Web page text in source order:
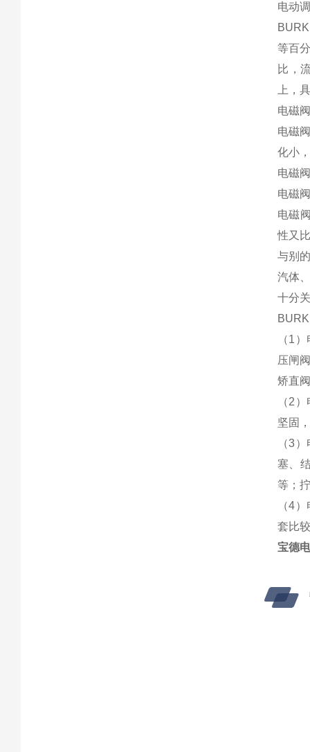
电动
等百
比，
上，
电磁
电磁
化小
电磁
电磁
电磁
性又
与别
汽体
十分
（1
压闸
矫直
（2
坚固
（3
塞、
等；
（4
套比
宝德